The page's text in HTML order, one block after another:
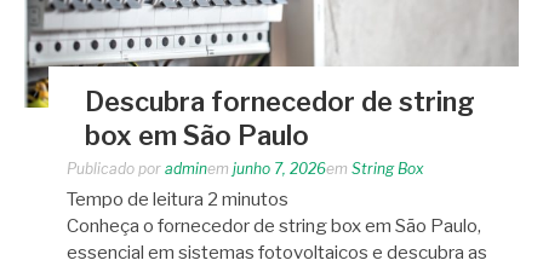
Descubra fornecedor de string
box em São Paulo
Publicado por adminem junho 7, 2026em String Box
Tempo de leitura 2 minutos
Conheça o fornecedor de string box em São Paulo,
essencial em sistemas fotovoltaicos e descubra as